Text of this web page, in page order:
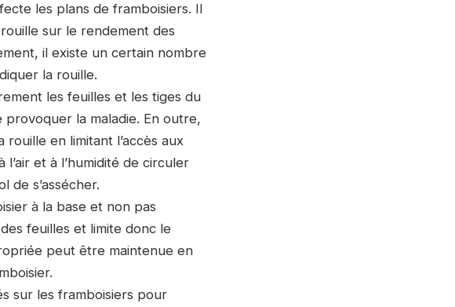
les plans de framboisiers. Il
sur le rendement des
il existe un certain nombre
la rouille.
les feuilles et les tiges du
provoquer la maladie. En outre,
en limitant l’accès aux
et à l’humidité de circuler
de s’assécher.
à la base et non pas
feuilles et limite donc le
peut être maintenue en
sur les framboisiers pour